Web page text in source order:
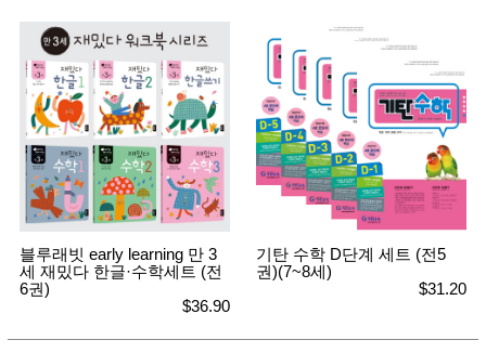
블루래빗 early learning 만 3
세 재밌다 한글·수학세트 (전
6권)
$36.90
기탄 수학 D단계 세트 (전5
권)(7~8세)
$31.20